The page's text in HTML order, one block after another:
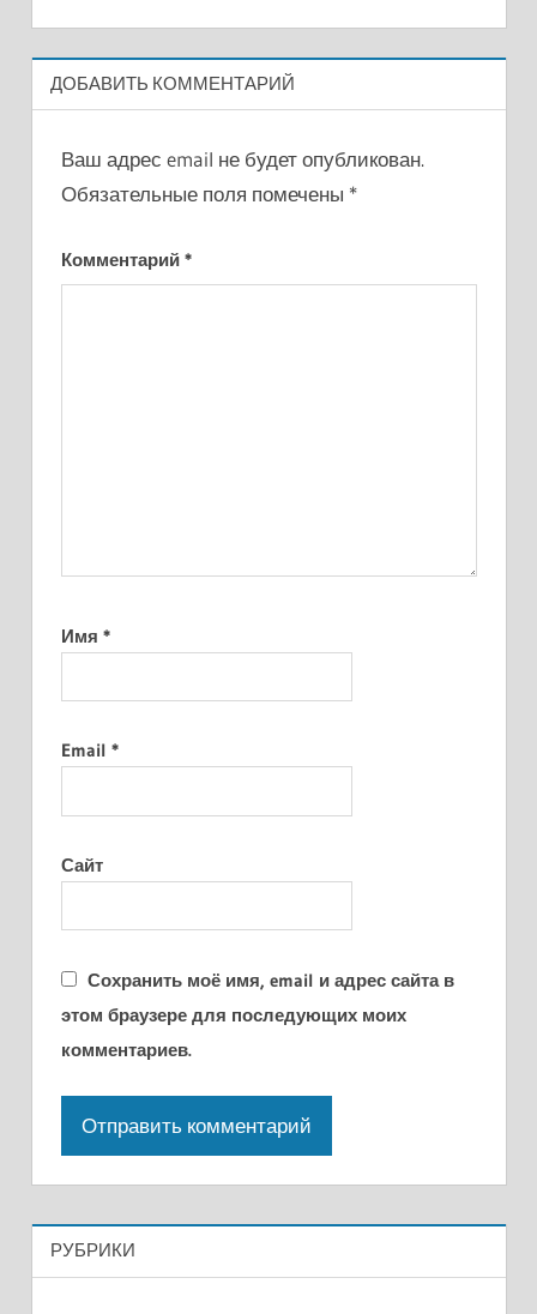
ДОБАВИТЬ КОММЕНТАРИЙ
Ваш адрес email не будет опубликован.
Обязательные поля помечены *
Комментарий *
Имя *
Email *
Сайт
Сохранить моё имя, email и адрес сайта в
этом браузере для последующих моих
комментариев.
РУБРИКИ